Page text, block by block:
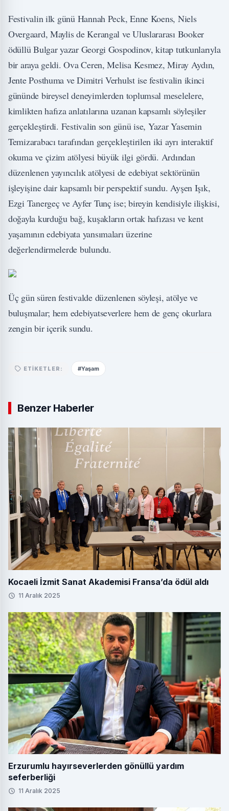
Festivalin ilk günü Hannah Peck, Enne Koens, Niels
Overgaard, Maylis de Kerangal ve Uluslararası Booker
ödüllü Bulgar yazar Georgi Gospodinov, kitap tutkunlarıyla
bir araya geldi. Ova Ceren, Melisa Kesmez, Miray Aydın,
Jente Posthuma ve Dimitri Verhulst ise festivalin ikinci
gününde bireysel deneyimlerden toplumsal meselelere,
kimlikten hafıza anlatılarına uzanan kapsamlı söyleşiler
gerçekleştirdi. Festivalin son günü ise, Yazar Yasemin
Temizarabacı tarafından gerçekleştirilen iki ayrı interaktif
okuma ve çizim atölyesi büyük ilgi gördü. Ardından
düzenlenen yayıncılık atölyesi de edebiyat sektörünün
işleyişine dair kapsamlı bir perspektif sundu. Ayşen Işık,
Ezgi Tanergeç ve Ayfer Tunç ise; bireyin kendisiyle ilişkisi,
doğayla kurduğu bağ, kuşakların ortak hafızası ve kent
yaşamının edebiyata yansımaları üzerine
değerlendirmelerde bulundu.
Üç gün süren festivalde düzenlenen söyleşi, atölye ve
buluşmalar; hem edebiyatseverlere hem de genç okurlara
zengin bir içerik sundu.
ETIKETLER: #Yaşam
Benzer Haberler
Kocaeli İzmit Sanat Akademisi Fransa’da ödül aldı
11 Aralık 2025
Erzurumlu hayırseverlerden gönüllü yardım
seferberliği
11 Aralık 2025